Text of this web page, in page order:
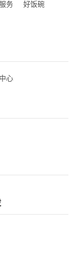
务
好饭碗
心